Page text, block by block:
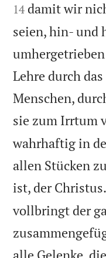
14 damit wir
seien, hin- und
Lehre durch
Menschen,
sie zum Irrtum
wahrhaftig in
allen Stücken
ist, der Christus.
vollbringt der